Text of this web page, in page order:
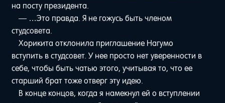
на посту президента.
— …Это правда. Я не гожусь быть членом
студсовета.
Хорикита отклонила приглашение Нагумо
вступить в студсовет. У нее просто нет уверенности в
себе, чтобы быть чатью этого, учитывая то, что ее
старший брат тоже отверг эту идею.
В конце концов, когда я намекнул ей о вступлении